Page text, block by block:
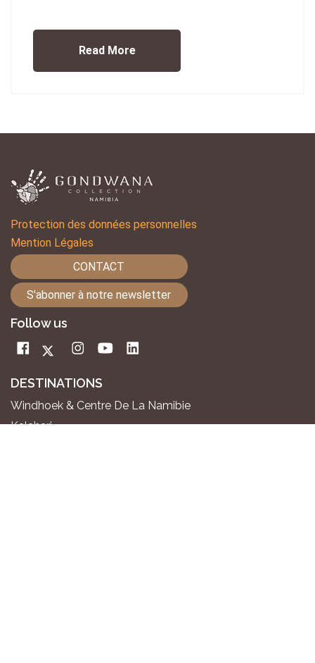
Read More
Protection des données personnelles
Mention Légales
CONTACT
S'abonner à notre newsletter
Follow us
DESTINATIONS
Windhoek & Centre De La Namibie
Kalahari